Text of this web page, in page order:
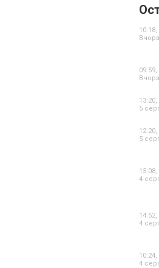
10:18,
Вчора
09:59,
Вчора
13:20,
5
12:20,
5
15:08,
4
14:52,
4
10:24,
4